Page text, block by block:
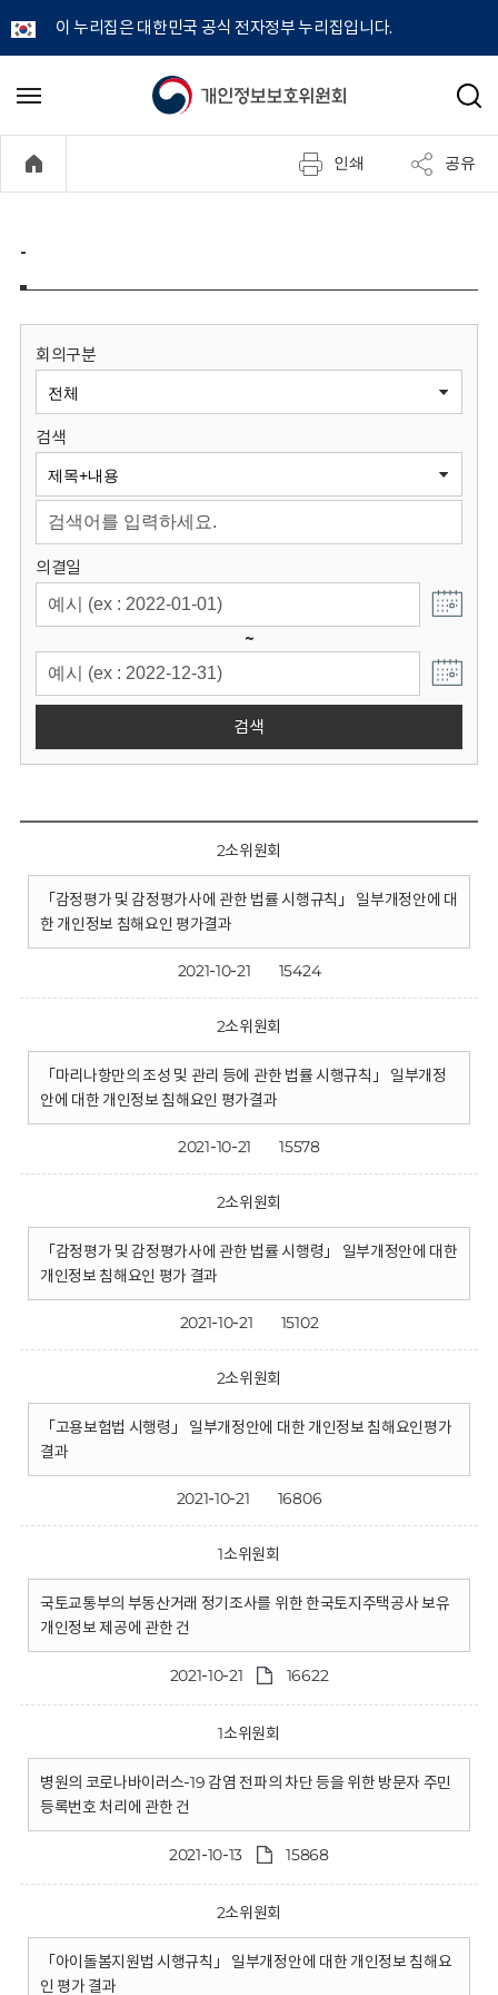
이 누리집은 대한민국 공식 전자정부 누리집입니다.
개
정
보
원
회
메
기
검
인쇄 공유
-
회의구분
검색
의결일
~
검색
2소위원회
「감정평가 및 감정평가사에 관한 법률 시행규칙」 일부개정안에 대
한 개인정보 침해요인 평가결과
2021-10-21 15424
2소위원회
「마리나항만의 조성 및 관리 등에 관한 법률 시행규칙」 일부개정
안에 대한 개인정보 침해요인 평가결과
2021-10-21 15578
2소위원회
「감정평가 및 감정평가사에 관한 법률 시행령」 일부개정안에 대한
개인정보 침해요인 평가 결과
2021-10-21 15102
2소위원회
「고용보험법 시행령」 일부개정안에 대한 개인정보 침해요인평가
결과
2021-10-21 16806
1소위원회
국토교통부의 부동산거래 정기조사를 위한 한국토지주택공사 보유
개인정보 제공에 관한 건
2021-10-21 16622
1소위원회
병원의 코로나바이러스-19 감염 전파의 차단 등을 위한 방문자 주민
등록번호 처리에 관한 건
2021-10-13 15868
2소위원회
「아이돌봄지원법 시행규칙」 일부개정안에 대한 개인정보 침해요
인 평가 결과